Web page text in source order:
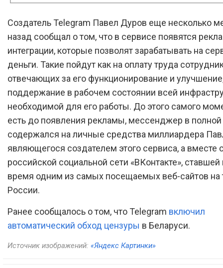
Создатель Telegram Павел Дуров еще несколько
назад сообщал о том, что в сервисе появятся
интеграции, которые позволят зарабатывать на
деньги. Такие пойдут как на оплату труда
отвечающих за его функционирование и
поддержание в рабочем состоянии всей
необходимой для его работы. До этого самого
есть до появления рекламы, мессенджер в
содержался на личные средства миллиардера
являющегося создателем этого сервиса, а вместе
российской социальной сети «ВКонтакте», ставшей
время одним из самых посещаемых веб-сайтов на
России.
Ранее сообщалось о том, что Telegram включил
автоматический обход цензуры в Беларуси.
Источник изображений: «Яндекс Картинки»